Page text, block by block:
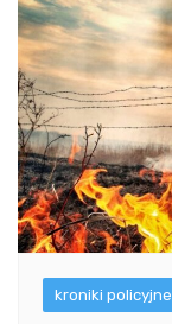
kroniki policyjne